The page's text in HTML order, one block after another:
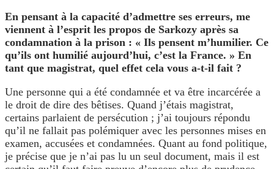
En pensant à la capacité d’admettre ses erreurs, me
viennent à l’esprit les propos de Sarkozy après sa
condamnation à la prison : « Ils pensent m’humilier. Ce
qu’ils ont humilié aujourd’hui, c’est la France. » En
tant que magistrat, quel effet cela vous a-t-il fait ?
Une personne qui a été condamnée et va être incarcérée a
le droit de dire des bêtises. Quand j’étais magistrat,
certains parlaient de persécution ; j’ai toujours répondu
qu’il ne fallait pas polémiquer avec les personnes mises en
examen, accusées et condamnées. Quant au fond politique,
je précise que je n’ai pas lu un seul document, mais il est